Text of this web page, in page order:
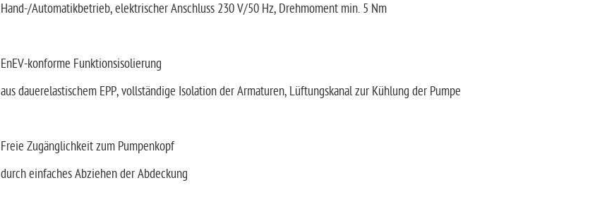
Hand-/Automatikbetrieb, elektrischer Anschluss 230 V/50 Hz, Drehmoment min. 5 Nm
EnEV-konforme Funktionsisolierung
aus dauerelastischem EPP, vollständige Isolation der Armaturen, Lüftungskanal zur Kühlung der Pumpe
Freie Zugänglichkeit zum Pumpenkopf
durch einfaches Abziehen der Abdeckung